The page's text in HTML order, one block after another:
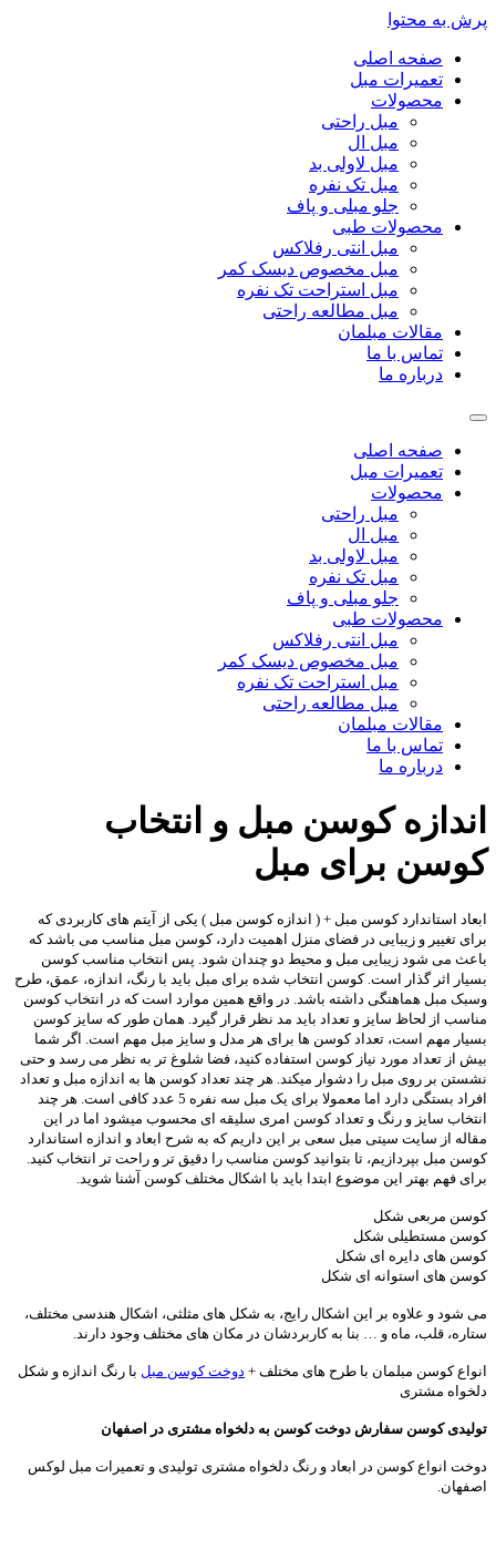
پرش به محتوا
صفحه اصلی
تعمیرات مبل
محصولات
مبل راحتی
مبل ال
مبل لاولی بد
مبل تک نفره
جلو مبلی و پاف
محصولات طبی
مبل انتی رفلاکس
مبل مخصوص دیسک کمر
مبل استراحت تک نفره
مبل مطالعه راحتی
مقالات مبلمان
تماس با ما
درباره ما
صفحه اصلی
تعمیرات مبل
محصولات
مبل راحتی
مبل ال
مبل لاولی بد
مبل تک نفره
جلو مبلی و پاف
محصولات طبی
مبل انتی رفلاکس
مبل مخصوص دیسک کمر
مبل استراحت تک نفره
مبل مطالعه راحتی
مقالات مبلمان
تماس با ما
درباره ما
اندازه کوسن مبل و انتخاب
کوسن برای مبل
ابعاد استاندارد کوسن مبل + ( اندازه کوسن مبل ) یکی از آیتم های کاربردی که
برای تغییر و زیبایی در فضای منزل اهمیت دارد، کوسن مبل مناسب می باشد که
باعث می شود زیبایی مبل و محیط دو چندان شود. پس انتخاب مناسب کوسن
بسیار اثر گذار است. کوسن انتخاب شده برای مبل باید با رنگ، اندازه، عمق، طرح
وسبک مبل هماهنگی داشته باشد. در واقع همین موارد است که در انتخاب کوسن
مناسب از لحاظ سایز و تعداد باید مد نظر قرار گیرد. همان طور که سایز کوسن
بسیار مهم است، تعداد کوسن ها برای هر مدل و سایز مبل مهم است. اگر شما
بیش از تعداد مورد نیاز کوسن استفاده کنید، فضا شلوغ تر به نظر می رسد و حتی
نشستن بر روی مبل را دشوار میکند. هر چند تعداد کوسن ها به اندازه مبل و تعداد
افراد بستگی دارد اما معمولا برای یک مبل سه نفره 5 عدد کافی است. هر چند
انتخاب سایز و رنگ و تعداد کوسن امری سلیقه ای محسوب میشود اما در این
مقاله از سایت سیتی مبل سعی بر این داریم که به شرح ابعاد و اندازه استاندارد
کوسن مبل بپردازیم، تا بتوانید کوسن مناسب را دقیق تر و راحت تر انتخاب کنید.
برای فهم بهتر این موضوع ابتدا باید با اشکال مختلف کوسن آشنا شوید.
کوسن مربعی شکل
کوسن مستطیلی شکل
کوسن های دایره ای شکل
کوسن های استوانه ای شکل
می شود و علاوه بر این اشکال رایج، به شکل های مثلثی، اشکال هندسی مختلف،
ستاره، قلب، ماه و … بنا به کاربردشان در مکان های مختلف وجود دارند.
انواع کوسن مبلمان با طرح های مختلف + دوخت کوسن مبل با رنگ اندازه و شکل
دلخواه مشتری
تولیدی کوسن سفارش دوخت کوسن به دلخواه مشتری در اصفهان
دوخت انواع کوسن در ابعاد و رنگ دلخواه مشتری تولیدی و تعمیرات مبل لوکس
اصفهان.